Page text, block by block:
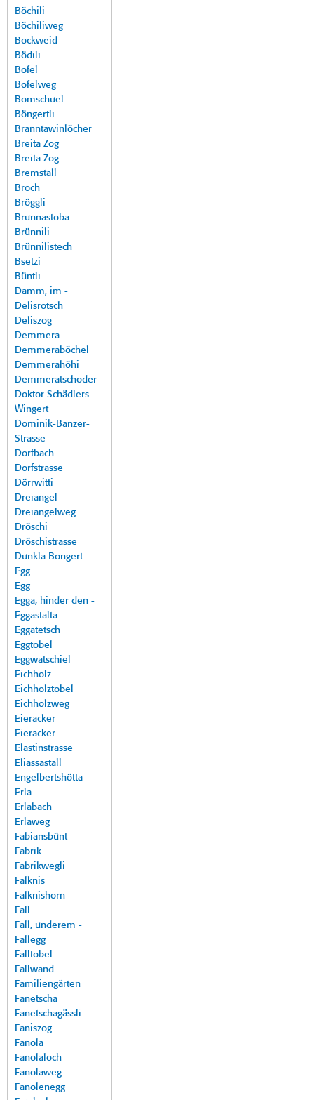
Böchili
Böchiliweg
Bockweid
Bödili
Bofel
Bofelweg
Bomschuel
Böngertli
Branntawinlöcher
Breita Zog
Breita Zog
Bremstall
Broch
Bröggli
Brunnastoba
Brünnili
Brünnilistech
Bsetzi
Büntli
Damm, im -
Delisrotsch
Deliszog
Demmera
Demmeraböchel
Demmerahöhi
Demmeratschoder
Doktor Schädlers
Wingert
Dominik-Banzer-
Strasse
Dorfbach
Dorfstrasse
Dörrwitti
Dreiangel
Dreiangelweg
Dröschi
Dröschistrasse
Dunkla Bongert
Egg
Egg
Egga, hinder den -
Eggastalta
Eggatetsch
Eggtobel
Eggwatschiel
Eichholz
Eichholztobel
Eichholzweg
Eieracker
Eieracker
Elastinstrasse
Eliassastall
Engelbertshötta
Erla
Erlabach
Erlaweg
Fabiansbünt
Fabrik
Fabrikwegli
Falknis
Falknishorn
Fall
Fall, underem -
Fallegg
Falltobel
Fallwand
Familiengärten
Fanetscha
Fanetschagässli
Faniszog
Fanola
Fanolaloch
Fanolaweg
Fanolenegg